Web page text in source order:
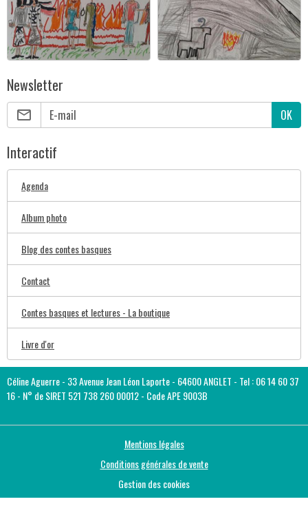
Newsletter
OK
Interactif
Agenda
Album photo
Blog des contes basques
Contact
Contes basques et lectures - La boutique
Livre d'or
Céline Aguerre - 33 Avenue Jean Léon Laporte - 64600 ANGLET - Tel : 06 14 60 37
16 - N° de SIRET 521 738 260 00012 - Code APE 9003B
Mentions légales
Conditions générales de vente
Gestion des cookies